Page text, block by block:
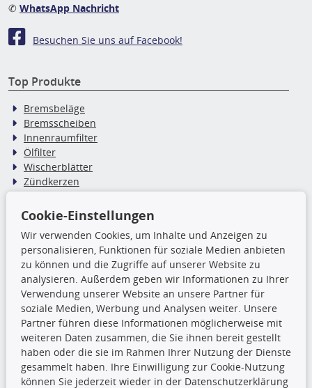
✆ WhatsApp Nachricht
Besuchen Sie uns auf Facebook!
Top Produkte
Bremsbeläge
Bremsscheiben
Innenraumfilter
Ölfilter
Wischerblätter
Zündkerzen
TecDoc Inside
Die hier angezeigten Daten,
insbesondere die gesamte Datenbank,
dürfen nicht kopiert werden. Es ist zu
unterlassen, die Daten oder die gesamte Datenbank ohne
vorherige Zustimmung TecDocs zu vervielfältigen, zu
verbreiten und/oder diese Handlungen durch Dritte ausführen
zu lassen. Ein Zuwiderhandeln stellt eine
Urheberrechtsverletzung dar und wird verfolgt.
Cookie-Einstellungen
Wir verwenden Cookies, um Inhalte und Anzeigen zu
personalisieren, Funktionen für soziale Medien anbieten
zu können und die Zugriffe auf unserer Website zu
analysieren. Außerdem geben wir Informationen zu Ihrer
Verwendung unserer Website an unsere Partner für
soziale Medien, Werbung und Analysen weiter. Unsere
Partner führen diese Informationen möglicherweise mit
weiteren Daten zusammen, die Sie ihnen bereit gestellt
haben oder die sie im Rahmen Ihrer Nutzung der Dienste
gesammelt haben. Ihre Einwilligung zur Cookie-Nutzung
können Sie jederzeit wieder in der Datenschutzerklärung